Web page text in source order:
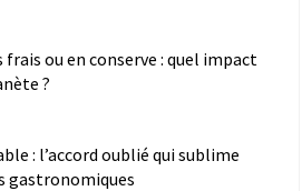
frais ou en conserve : quel impact
?
: l’accord oublié qui sublime
gastronomiques